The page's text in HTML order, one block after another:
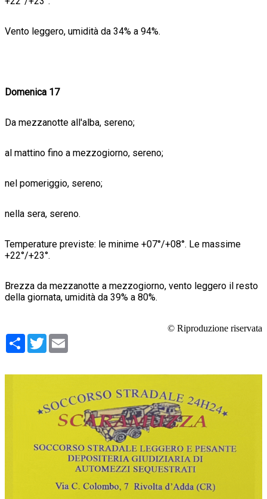
Vento leggero, umidità da 34% a 94%.
Domenica 17
Da mezzanotte all'alba, sereno;
al mattino fino a mezzogiorno, sereno;
nel pomeriggio, sereno;
nella sera, sereno.
Temperature previste: le minime +07°/+08°. Le massime
+22°/+23°.
Brezza da mezzanotte a mezzogiorno, vento leggero il resto
della giornata, umidità da 39% a 80%.
© Riproduzione riservata
Condividi
Twitter